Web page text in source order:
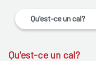
Qu'est-ce un cal?
Qu'est-ce un cal?